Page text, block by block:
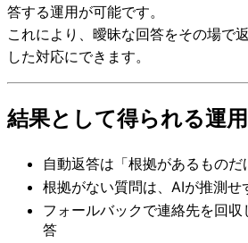
答する運用が可能です。
これにより、曖昧な回答をその場で
した対応にできます。
結果として得られる運用
自動返答は「根拠があるものだ
根拠がない質問は、AIが推測せ
フォールバックで連絡先を回
答